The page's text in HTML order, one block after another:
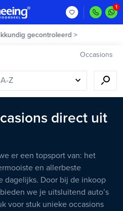
gecontroleerd >
Occasions
direct uit
er een topsport van: het
en allerbeste
dagelijks. Door bij de inkoop
we je uitsluitend auto’s
voor stuk unieke occasions